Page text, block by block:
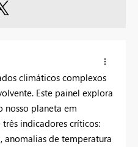
climáticos complexos
Este painel explora
nosso planeta em
indicadores críticos:
anomalias de temperatura